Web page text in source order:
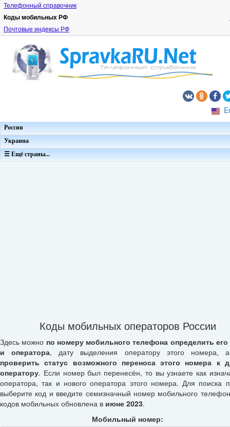
Телефонный справочник
Коды мобильных РФ
Почтовые индексы РФ
Россия
Украина
☰ Ещё страны...
Коды мобильных операторов России
Здесь можно по номеру мобильного телефона определить его
и оператора, дату выделения оператору этого номера,
проверить статус возможного переноса этого номера к
оператору. Если номер был перенесён, то вы узнаете как
оператора, так и нового оператора этого номера. Для поиска
выберите код и введите семизначный номер мобильного
кодов мобильных обновлена в июне 2023.
Мобильный номер: